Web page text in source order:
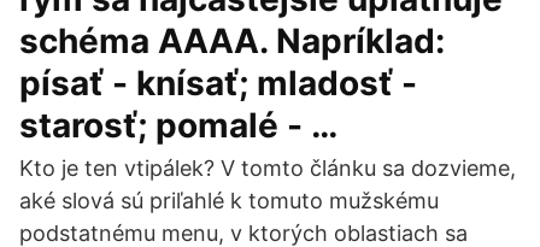
schéma AAAA. Napríklad:
písať - knísať; mladosť -
starosť; pomalé - …
Kto je ten vtipálek? V tomto článku sa dozvieme,
aké slová sú priľahlé k tomuto mužskému
podstatnému menu, v ktorých oblastiach sa